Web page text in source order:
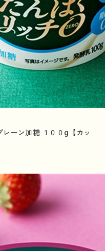
ーン加糖 １００g【カッ